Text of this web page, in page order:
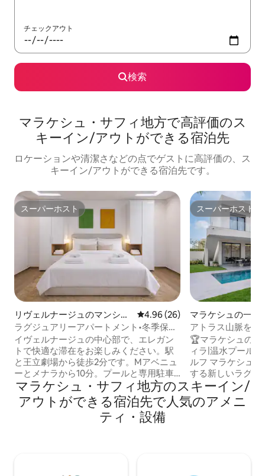
チェックアウト
検索
マラケシュ・サフィ地方で高評価のス
キーイン/アウトができる宿泊先
ロケーションや清潔さなどの点でゲストに高評価の、ス
キーイン/アウトができる宿泊先です。
スーパーホスト
スーパーホスト
リヴェルナージュのマンショ
ン・アパート
レビュー26件、5つ星中4.96つ
4.96 (26)
ラグジュアリーアパートメント•冬季保管
•プール-ゲリズ・センター
イヴェルナージュの中心部で、エレガン
トで快適な滞在をお楽しみください。駅
と王立劇場から徒歩2分です。Mアベニュ
ーとメナラから10分。プールと専用駐車
場を備えた安全な住宅。バスルーム付き
のマスタースイートと、2つ目のバスルー
ム付きのセカンドベッドルーム、明るい
リビングルーム、設備の整ったキッチ
スーパーホスト
スーパーホスト
マラケシュの一軒
アトラス山脈を望
水プールを備えた
🏆マラケシュの
ィラ|温水プール•
ルフ マラケシュのウリカ道路沿いに位置
する新しいラグジ
部から15分。キ
（200x200）を備
スイート、プライ
マラケシュ・サフィ地方のスキーイン/
アウトができる宿泊先で人気のアメニ
ティ・設備